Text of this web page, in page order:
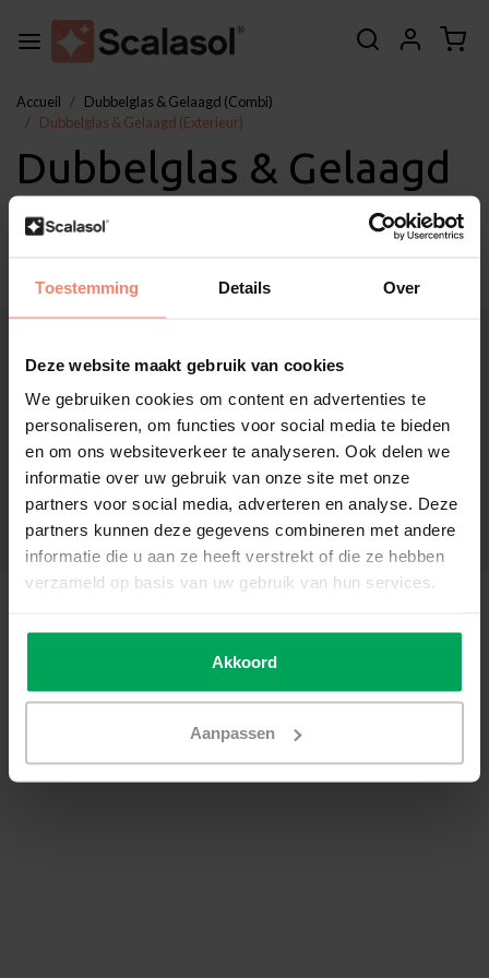
Toestemming Details Over
Deze website maakt gebruik van cookies
We gebruiken cookies om content en advertenties te
personaliseren, om functies voor social media te bieden
en om ons websiteverkeer te analyseren. Ook delen we
informatie over uw gebruik van onze site met onze
partners voor social media, adverteren en analyse. Deze
partners kunnen deze gegevens combineren met andere
informatie die u aan ze heeft verstrekt of die ze hebben
verzameld op basis van uw gebruik van hun services.
Akkoord
Aanpassen
Accueil
Dubbelglas & Gelaagd (Combi)
Dubbelglas & Gelaagd (Exterieur)
Dubbelglas & Gelaagd
(Exterieur)
Applications
Service
Autres
Soutien à la clientèle
Mon compte
Catégories
Coordonnées
© Copyright 2026 - SCALASOL® | Film pour vitre | Realisatie Scalasol